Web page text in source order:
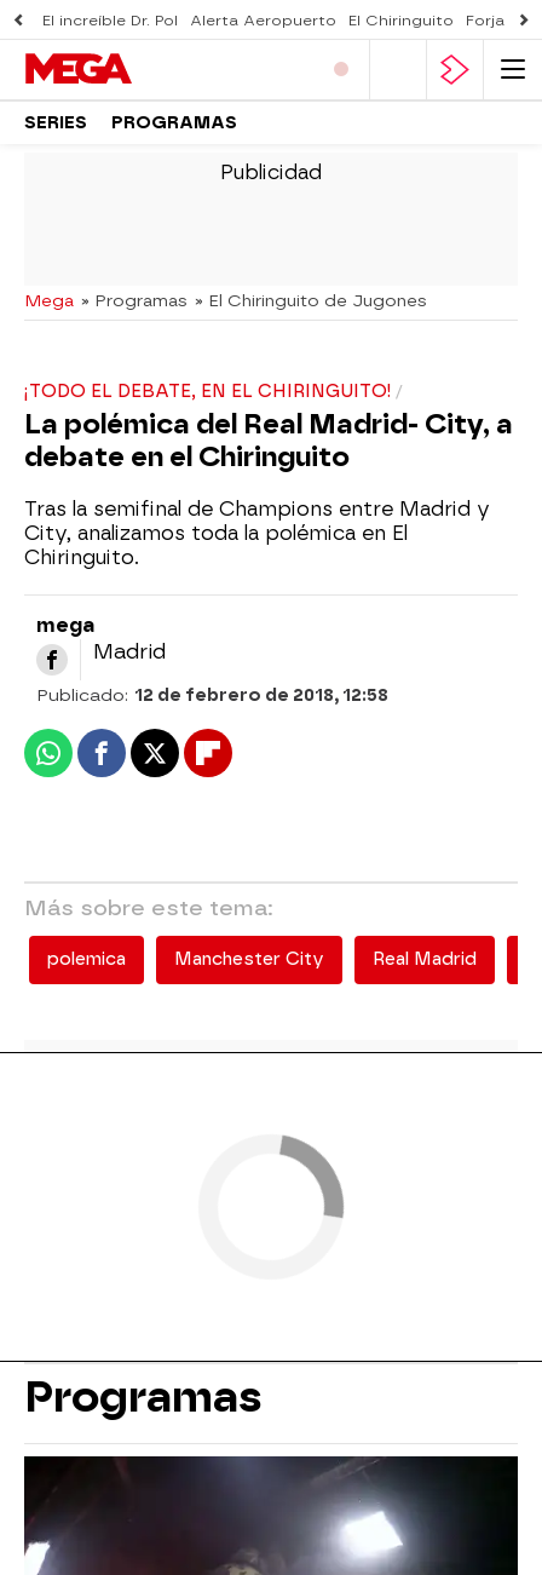
El increíble Dr. Pol Alerta Aeropuerto El Chiringuito Forjado
SERIES PROGRAMAS
Mega » Programas » El Chiringuito de Jugones
¡TODO EL DEBATE, EN EL CHIRINGUITO!
La polémica del Real Madrid- City, a
debate en el Chiringuito
Tras la semifinal de Champions entre Madrid y
City, analizamos toda la polémica en El
Chiringuito.
mega
Madrid
Publicado: 12 de febrero de 2018, 12:58
WhatsappFacebook
X Flipboard
Más sobre este tema:
polemica Manchester City Real Madrid
Programas